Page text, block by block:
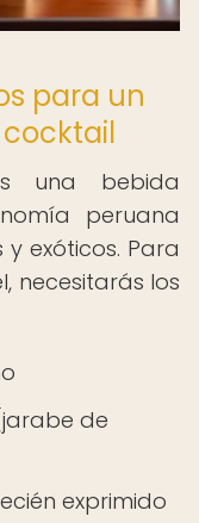
para un
una bebida
peruana
exóticos. Para
necesitarás los
de
exprimido